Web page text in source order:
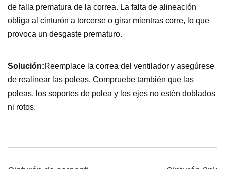
de falla prematura de la correa. La falta de alineación
obliga al cinturón a torcerse o girar mientras corre, lo que
provoca un desgaste prematuro.
Solución:Reemplace la correa del ventilador y asegúrese
de realinear las poleas. Compruebe también que las
poleas, los soportes de polea y los ejes no estén doblados
ni rotos.